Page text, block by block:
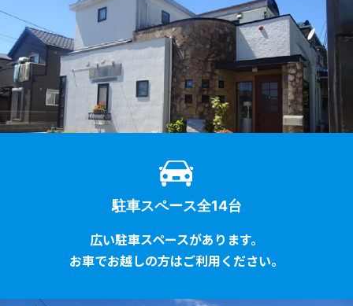
駐車スペース全14台
広い駐車スペースがあります。
お車でお越しの方はご利用ください。